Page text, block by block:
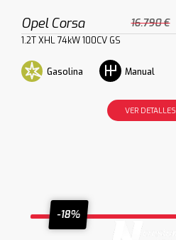
Opel Corsa 16.790 €
1.2T XHL 74kW 100CV GS
Gasolina Manual
VER DETALLES
-18%